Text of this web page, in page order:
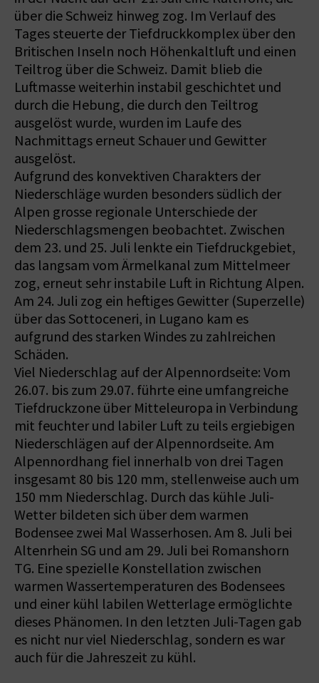
über die Schweiz hinweg zog. Im Verlauf des
Tages steuerte der Tiefdruckkomplex über den
Britischen Inseln noch Höhenkaltluft und einen
Teiltrog über die Schweiz. Damit blieb die
Luftmasse weiterhin instabil geschichtet und
durch die Hebung, die durch den Teiltrog
ausgelöst wurde, wurden im Laufe des
Nachmittags erneut Schauer und Gewitter
ausgelöst.
Aufgrund des konvektiven Charakters der
Niederschläge wurden besonders südlich der
Alpen grosse regionale Unterschiede der
Niederschlagsmengen beobachtet. Zwischen
dem 23. und 25. Juli lenkte ein Tiefdruckgebiet,
das langsam vom Ärmelkanal zum Mittelmeer
zog, erneut sehr instabile Luft in Richtung Alpen.
Am 24. Juli zog ein heftiges Gewitter (Superzelle)
über das Sottoceneri, in Lugano kam es
aufgrund des starken Windes zu zahlreichen
Schäden.
Viel Niederschlag auf der Alpennordseite: Vom
26.07. bis zum 29.07. führte eine umfangreiche
Tiefdruckzone über Mitteleuropa in Verbindung
mit feuchter und labiler Luft zu teils ergiebigen
Niederschlägen auf der Alpennordseite. Am
Alpennordhang fiel innerhalb von drei Tagen
insgesamt 80 bis 120 mm, stellenweise auch um
150 mm Niederschlag. Durch das kühle Juli-
Wetter bildeten sich über dem warmen
Bodensee zwei Mal Wasserhosen. Am 8. Juli bei
Altenrhein SG und am 29. Juli bei Romanshorn
TG. Eine spezielle Konstellation zwischen
warmen Wassertemperaturen des Bodensees
und einer kühl labilen Wetterlage ermöglichte
dieses Phänomen. In den letzten Juli-Tagen gab
es nicht nur viel Niederschlag, sondern es war
auch für die Jahreszeit zu kühl.